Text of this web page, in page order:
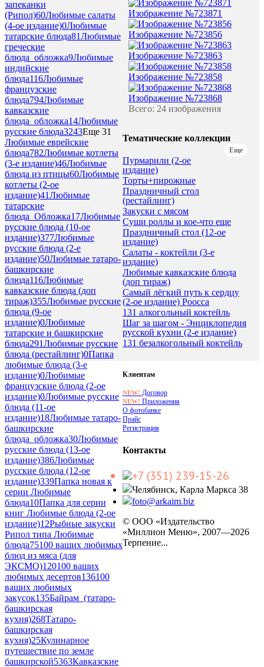
запеканки
(Рипол)60Любимые салаты
(4-ое издание)0Любимые
татарские блюда81Любимые
греческие
блюда_обложка9Любимые
индийские
блюда116Любимые
французские
блюда794Любимые
кавказские
блюда_обложка14Любимые
русские блюда3243Еще 31
Любимые еврейские
блюда782Любимые котлеты
(3-е издание)46Любимые
блюда из птицы60Любимые
котлеты (2-ое
издание)41Любимые
татарские
блюда_Обложка17Любимые
русские блюда (10-ое
издание)377Любимые
русские блюда (2-е
издание)50Любимые татаро-
башкирские
блюда116Любимые
кавказские блюда (доп
тираж)355Любимые русские
блюда (9-ое
издание)0Любимые
татарские и башкирские
блюда291Любимые русские
блюда (рестайлинг)0Папка
любимые блюда (3-е
издание)0Любимые
французские блюда (2-ое
издание)0Любимые русские
блюда (11-ое
издание)18Любимые татаро-
башкирские
блюда_обложка30Любимые
русские блюда (13-ое
издание)386Любимые
русские блюда (12-ое
издание)339Папка новая к
серии Любимые
блюда10Папка для серии
книг Любимые блюда (2-ое
издание)12Рыбные закуски
Рипол типа Любимые
блюда75100 ваших любимых
блюд из мяса (для
ЭКСМО)120100 ваших
любимых десертов136100
ваших любимых
закусок135Байрам_(татаро-
башкирская
кухня)268Татаро-
башкирская
кухня)25Кулинарное
путешествие по земле
башкирской5363Кавказские
Изображение №723871
Изображение №723856
Изображение №723863
Изображение №723858
Изображение №723868
Всего: 24 изображения
Тематические коллекции
Еще
Пурмарили (2-ое
издание)
Торты+пирожные
Праздничный стол
(рестайлинг)
Закуски с мясом
Суши роллы и кое-что еще
Праздничный стол (12-ое
издание)
Салаты - коктейли (3-е
издание)
Любимые кавказские блюда
(доп тираж)
Самый лёгкий путь к сердцу
(2-ое издание) Роосса
131 алкогольный коктейль
Шаг за шагом - Энциклопедия
русской кухни (2-е издание)
131 безалкогольный коктейль
Клиентам
NEW! Договор
NEW! Приложения
О фотобанке
Прайс
Регистрация
Контакты
+7 (351) 239-15-26
Челябинск, Карла Маркса 38
foto@arkaim.biz
© ООО «Издательство
«Миллион Меню», 2007—2026
Терпение...